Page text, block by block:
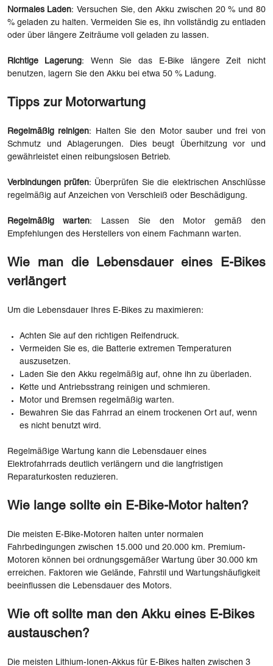
Normales Laden: Versuchen Sie, den Akku zwischen 20 % und 80
% geladen zu halten. Vermeiden Sie es, ihn vollständig zu entladen
oder über längere Zeiträume voll geladen zu lassen.
Richtige Lagerung: Wenn Sie das E-Bike längere Zeit nicht
benutzen, lagern Sie den Akku bei etwa 50 % Ladung.
Tipps zur Motorwartung
Regelmäßig reinigen: Halten Sie den Motor sauber und frei von
Schmutz und Ablagerungen. Dies beugt Überhitzung vor und
gewährleistet einen reibungslosen Betrieb.
Verbindungen prüfen: Überprüfen Sie die elektrischen Anschlüsse
regelmäßig auf Anzeichen von Verschleiß oder Beschädigung.
Regelmäßig warten: Lassen Sie den Motor gemäß den
Empfehlungen des Herstellers von einem Fachmann warten.
Wie man die Lebensdauer eines E-Bikes
verlängert
Um die Lebensdauer Ihres E-Bikes zu maximieren:
Achten Sie auf den richtigen Reifendruck.
Vermeiden Sie es, die Batterie extremen Temperaturen
auszusetzen.
Laden Sie den Akku regelmäßig auf, ohne ihn zu überladen.
Kette und Antriebsstrang reinigen und schmieren.
Motor und Bremsen regelmäßig warten.
Bewahren Sie das Fahrrad an einem trockenen Ort auf, wenn
es nicht benutzt wird.
Regelmäßige Wartung kann die Lebensdauer eines
Elektrofahrrads deutlich verlängern und die langfristigen
Reparaturkosten reduzieren.
Wie lange sollte ein E-Bike-Motor halten?
Die meisten E-Bike-Motoren halten unter normalen
Fahrbedingungen zwischen 15.000 und 20.000 km. Premium-
Motoren können bei ordnungsgemäßer Wartung über 30.000 km
erreichen. Faktoren wie Gelände, Fahrstil und Wartungshäufigkeit
beeinflussen die Lebensdauer des Motors.
Wie oft sollte man den Akku eines E-Bikes
austauschen?
Die meisten Lithium-Ionen-Akkus für E-Bikes halten zwischen 3